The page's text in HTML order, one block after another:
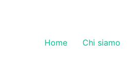
Home
Chi siamo